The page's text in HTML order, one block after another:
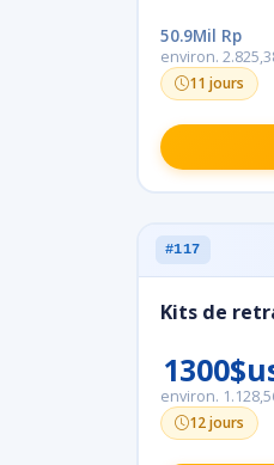
50.9Mil Rp
environ.
11 jours
#117
Kits de
environ.
12 jours